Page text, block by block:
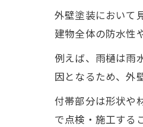
外壁塗装において
建物全体の防水性
例えば、雨樋は雨
因となるため、外
付帯部分は形状や
で点検・施工する